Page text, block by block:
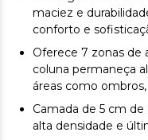
maciez e
conforto e
Oferece 7 zonas de
coluna permaneça
áreas como
Camada de 5 cm
alta densidade e